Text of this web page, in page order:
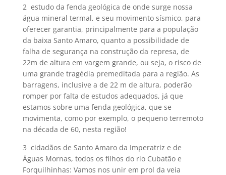
2  estudo da fenda geológica de onde surge nossa
água mineral termal, e seu movimento sísmico, para
oferecer garantia, principalmente para a população
da baixa Santo Amaro, quanto a possibilidade de
falha de segurança na construção da represa, de
22m de altura em vargem grande, ou seja, o risco de
uma grande tragédia premeditada para a região. As
barragens, inclusive a de 22 m de altura, poderão
romper por falta de estudos adequados, já que
estamos sobre uma fenda geológica, que se
movimenta, como por exemplo, o pequeno terremoto
na década de 60, nesta região!
3  cidadãos de Santo Amaro da Imperatriz e de
Águas Mornas, todos os filhos do rio Cubatão e
Forquilhinhas: Vamos nos unir em prol da veia